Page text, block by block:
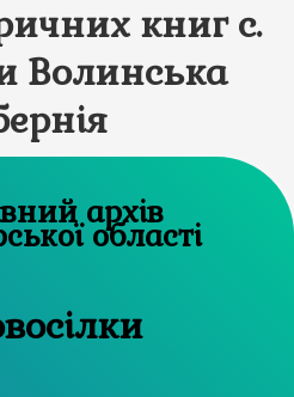
книг с.
Волинська
архів
області